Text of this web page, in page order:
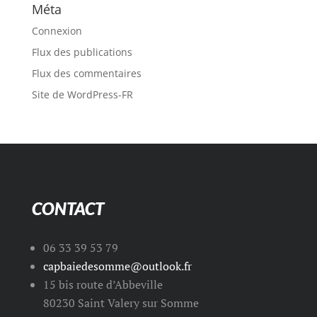
Méta
Connexion
Flux des publications
Flux des commentaires
Site de WordPress-FR
CONTACT
06 33 39 53 79
capbaiedesomme@outlook.fr
15 bis route d’Abbeville
80230 Saint Valery sur Somme